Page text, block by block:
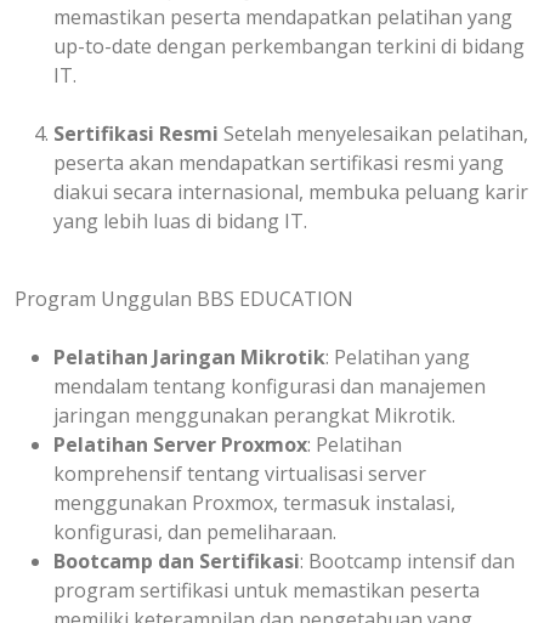
memastikan peserta mendapatkan pelatihan yang
up-to-date dengan perkembangan terkini di bidang
IT.
Sertifikasi Resmi Setelah menyelesaikan pelatihan,
peserta akan mendapatkan sertifikasi resmi yang
diakui secara internasional, membuka peluang karir
yang lebih luas di bidang IT.
Program Unggulan BBS EDUCATION
Pelatihan Jaringan Mikrotik: Pelatihan yang
mendalam tentang konfigurasi dan manajemen
jaringan menggunakan perangkat Mikrotik.
Pelatihan Server Proxmox: Pelatihan
komprehensif tentang virtualisasi server
menggunakan Proxmox, termasuk instalasi,
konfigurasi, dan pemeliharaan.
Bootcamp dan Sertifikasi: Bootcamp intensif dan
program sertifikasi untuk memastikan peserta